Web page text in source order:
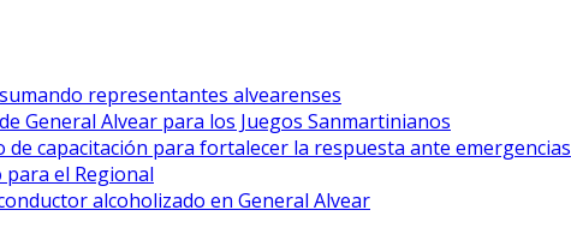
representantes alvearenses
General Alvear para los Juegos Sanmartinianos
de capacitación para fortalecer la respuesta ante emergencias
el Regional
alcoholizado en General Alvear